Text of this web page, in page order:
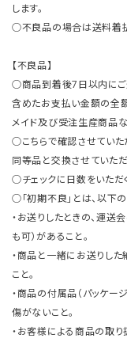
します。
○不良品の場合は送料着
【不良品】
○商品到着後7日以内にご
含めたお支払い金額の全
メイド及び受注生産商品
○こちらで確認させていた
同等品と交換させていただ
○チェックに日数をいただ
○「初期不良」とは、以下
・お送りしたときの、運送
も可）があること。
・商品と一緒にお送りした
こと。
・商品の付属品（パッケー
傷がないこと。
・お客様による商品の取